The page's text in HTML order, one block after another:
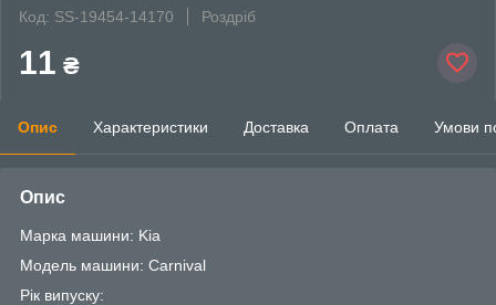
Код: SS-19454-14170
Роздріб
11 ₴
Опис Характеристики Доставка Оплата Умови
Опис
Марка машини: Kia
Модель машини: Carnival
Рік випуску: